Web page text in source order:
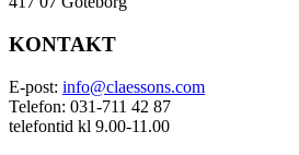
KONTAKT
E-post: info@claessons.com
Telefon: 031-711 42 87
telefontid kl 9.00-11.00